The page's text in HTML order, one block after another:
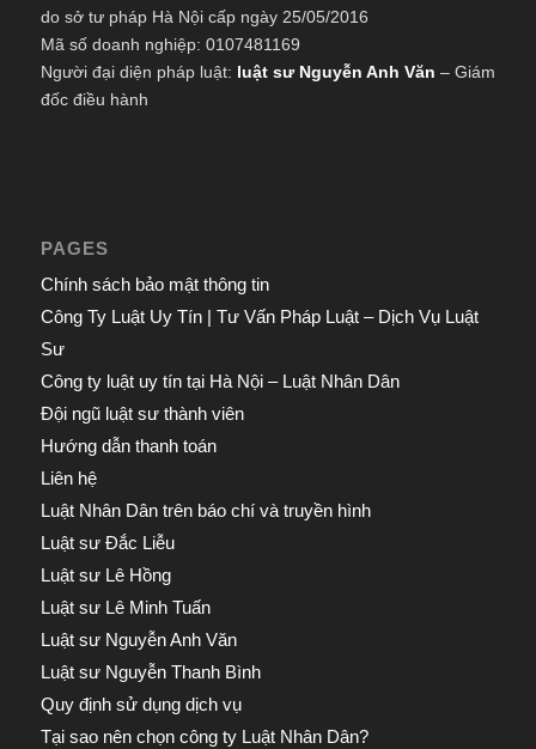
do sở tư pháp Hà Nội cấp ngày 25/05/2016
Mã số doanh nghiệp: 0107481169
Người đại diện pháp luật: luật sư Nguyễn Anh Văn – Giám
đốc điều hành
PAGES
Chính sách bảo mật thông tin
Công Ty Luật Uy Tín | Tư Vấn Pháp Luật – Dịch Vụ Luật
Sư
Công ty luật uy tín tại Hà Nội – Luật Nhân Dân
Đội ngũ luật sư thành viên
Hướng dẫn thanh toán
Liên hệ
Luật Nhân Dân trên báo chí và truyền hình
Luật sư Đắc Liễu
Luật sư Lê Hồng
Luật sư Lê Minh Tuấn
Luật sư Nguyễn Anh Văn
Luật sư Nguyễn Thanh Bình
Quy định sử dụng dịch vụ
Tại sao nên chọn công ty Luật Nhân Dân?